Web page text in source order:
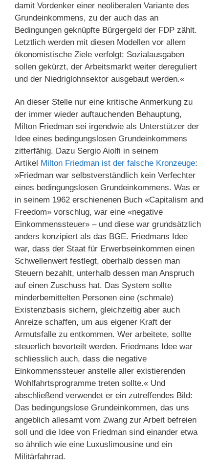
damit Vordenker einer neoliberalen Variante des
Grundeinkommens, zu der auch das an
Bedingungen geknüpfte Bürgergeld der FDP zählt.
Letztlich werden mit diesen Modellen vor allem
ökonomistische Ziele verfolgt: Sozialausgaben
sollen gekürzt, der Arbeitsmarkt weiter dereguliert
und der Niedriglohnsektor ausgebaut werden.«
An dieser Stelle nur eine kritische Anmerkung zu
der immer wieder auftauchenden Behauptung,
Milton Friedman sei irgendwie als Unterstützer der
Idee eines bedingungslosen Grundeinkommens
zitterfähig. Dazu Sergio Aiolfi in seinem
Artikel Milton Friedman ist der falsche Kronzeuge:
»Friedman war selbstverständlich kein Verfechter
eines bedingungslosen Grundeinkommens. Was er
in seinem 1962 erschienenen Buch «Capitalism and
Freedom» vorschlug, war eine «negative
Einkommenssteuer» – und diese war grundsätzlich
anders konzipiert als das BGE. Friedmans Idee
war, dass der Staat für Erwerbseinkommen einen
Schwellenwert festlegt, oberhalb dessen man
Steuern bezahlt, unterhalb dessen man Anspruch
auf einen Zuschuss hat. Das System sollte
minderbemittelten Personen eine (schmale)
Existenzbasis sichern, gleichzeitig aber auch
Anreize schaffen, um aus eigener Kraft der
Armutsfalle zu entkommen. Wer arbeitete, sollte
steuerlich bevorteilt werden. Friedmans Idee war
schliesslich auch, dass die negative
Einkommenssteuer anstelle aller existierenden
Wohlfahrtsprogramme treten sollte.« Und
abschließend verwendet er ein zutreffendes Bild:
Das bedingungslose Grundeinkommen, das uns
angeblich allesamt vom Zwang zur Arbeit befreien
soll und die Idee von Friedman sind einander etwa
so ähnlich wie eine Luxuslimousine und ein
Militärfahrrad.